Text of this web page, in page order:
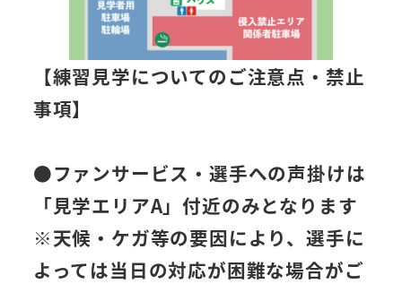
【練習見学についてのご注意点・禁止
事項】
●ファンサービス・選手への声掛けは
「見学エリアA」付近のみとなります
※天候・ケガ等の要因により、選手に
よっては当日の対応が困難な場合がご